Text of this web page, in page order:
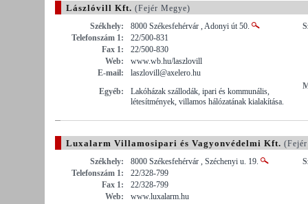
Lászlóvill Kft. (Fejér Megye)
Székhely:
8000 Székesfehérvár , Adonyi út 50.
Telefonszám 1:
22/500-831
Fax 1:
22/500-830
Web:
www.wb.hu/laszlovill
E-mail:
laszlovill@axelero.hu
Egyéb:
Lakóházak szállodák, ipari és kommunális,
létesítmények, villamos hálózatának kialakítása.
Luxalarm Villamosipari és Vagyonvédelmi Kft.
Székhely:
8000 Székesfehérvár , Széchenyi u. 19.
Telefonszám 1:
22/328-799
Fax 1:
22/328-799
Web:
www.luxalarm.hu